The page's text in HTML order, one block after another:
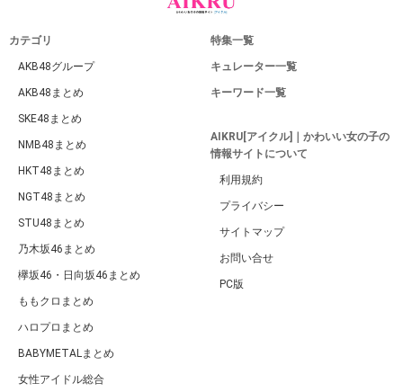
カテゴリ
AKB48グループ
AKB48まとめ
SKE48まとめ
NMB48まとめ
HKT48まとめ
NGT48まとめ
STU48まとめ
乃木坂46まとめ
欅坂46・日向坂46まとめ
ももクロまとめ
ハロプロまとめ
BABYMETALまとめ
女性アイドル総合
特集一覧
キュレーター一覧
キーワード一覧
AIKRU[アイクル]｜かわいい女の子の
情報サイトについて
利用規約
プライバシー
サイトマップ
お問い合せ
PC版